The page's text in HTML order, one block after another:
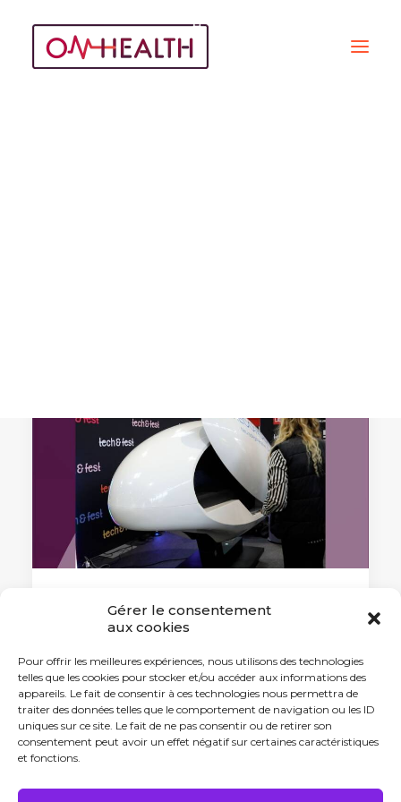
Gérer le consentement
aux cookies
Pour offrir les meilleures expériences, nous utilisons des technologies
telles que les cookies pour stocker et/ou accéder aux informations des
appareils. Le fait de consentir à ces technologies nous permettra de
traiter des données telles que le comportement de navigation ou les ID
uniques sur ce site. Le fait de ne pas consentir ou de retirer son
consentement peut avoir un effet négatif sur certaines caractéristiques
et fonctions.
25 février 2025
Reconcept, une alternative pour
soigner les troubles
neurodégénératifs ?
Reconcept espère faire de sa
technologie une thérapie…
by Antonin Tabard